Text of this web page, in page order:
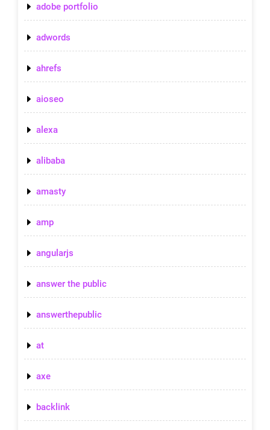
adobe portfolio
adwords
ahrefs
aioseo
alexa
alibaba
amasty
amp
angularjs
answer the public
answerthepublic
at
axe
backlink